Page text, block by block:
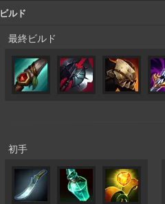
ビルド
最終ビルド
初手